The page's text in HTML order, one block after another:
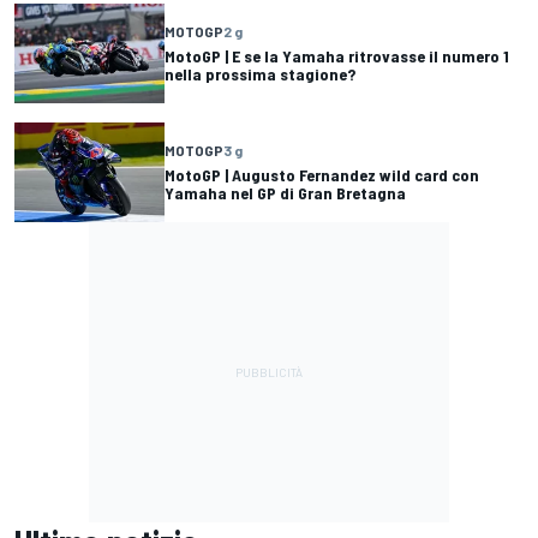
MOTOGP2 g
MotoGP | E se la Yamaha ritrovasse il numero 1
nella prossima stagione?
MOTOGP3 g
MotoGP | Augusto Fernandez wild card con
Yamaha nel GP di Gran Bretagna